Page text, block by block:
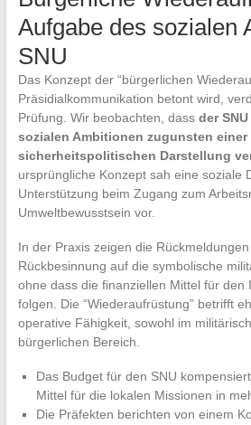
Aufgabe des sozialen
SNU
Das Konzept der “bürgerlichen
Präsidialkommunikation betont wird,
Prüfung. Wir beobachten, dass der
sozialen Ambitionen zugunsten einer
sicherheitspolitischen Darstellung
ursprüngliche Konzept sah eine soziale
Unterstützung beim Zugang zum
Umweltbewusstsein vor.
In der Praxis zeigen die
Rückbesinnung auf die symbolische
ohne dass die finanziellen Mittel für den
folgen. Die “Wiederaufrüstung” betrifft
operative Fähigkeit, sowohl im
bürgerlichen Bereich.
Das Budget für den SNU
Mittel für die lokalen Missionen in
Die Präfekten berichten von einem